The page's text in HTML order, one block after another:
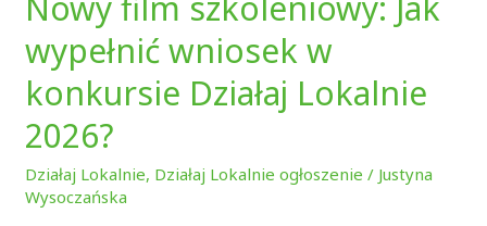
wypełnić wniosek w
konkursie Działaj Lokalnie
2026?
Działaj Lokalnie, Działaj Lokalnie ogłoszenie / Justyna
Wysoczańska